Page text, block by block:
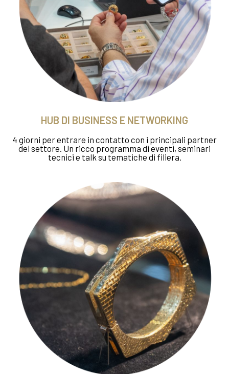
Cessione dei dati da IEG a società o soggetti
Società Controllate, per successive loro
(finalità 8a)*
Cessione dei dati da IEG a piattaforme di
dell’interessato - di nuovi gruppi di lead
profilo simile a quelli comunicati da IEG e
8b) *
HUB DI BUSINESS E NETWORKING
4 giorni per entrare in contatto con i principali partner
del settore. Un ricco programma di eventi, seminari
tecnici e talk su tematiche di filiera.